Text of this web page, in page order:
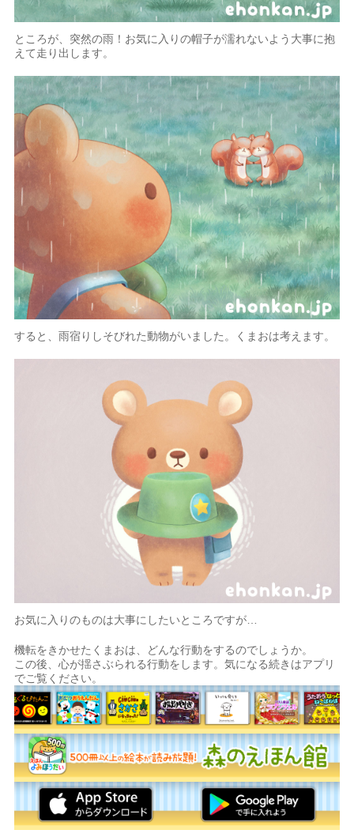
ところが、突然の雨！お気に入りの帽子が濡れないよう大事に抱
えて走り出します。
すると、雨宿りしそびれた動物がいました。くまおは考えます。
お気に入りのものは大事にしたいところですが…
機転をきかせたくまおは、どんな行動をするのでしょうか。
この後、心が揺さぶられる行動をします。気になる続きはアプリ
でご覧ください。